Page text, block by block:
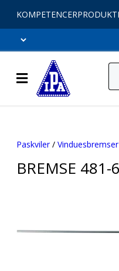
KOMPETENCER
Paskviler/ Vinduesbremser
BREMSE